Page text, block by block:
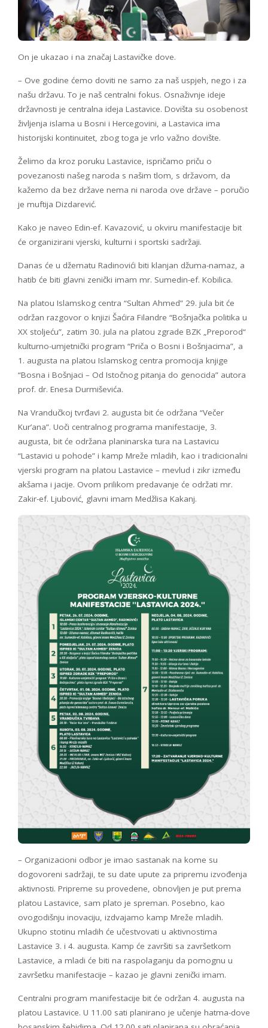
On je ukazao i na značaj Lastavičke dove.
– Ove godine ćemo doviti ne samo za naš uspjeh, nego i za
našu državu. To je naš centralni fokus. Osnaživnje ideje
državnosti je centralna ideja Lastavice. Dovišta su osobenost
življenja islama u Bosni i Hercegovini, a Lastavica ima
historijski kontinuitet, zbog toga je vrlo važno dovište.
Želimo da kroz poruku Lastavice, ispričamo priču o
povezanosti našeg naroda s našim tlom, s državom, da
kažemo da bez države nema ni naroda ove države – poručio
je muftija Dizdarević.
Kako je naveo Edin-ef. Kavazović, u okviru manifestacije bit
će organizirani vjerski, kulturni i sportski sadržaji.
Danas će u džematu Radinovići biti klanjan džuma-namaz, a
hatib će biti glavni zenički imam mr. Sumedin-ef. Kobilica.
Na platou Islamskog centra “Sultan Ahmed” 29. jula bit će
održan razgovor o knjizi Šaćira Filandre “Bošnjačka politika u
XX stoljeću”, zatim 30. jula na platou zgrade BZK „Preporod“
kulturno-umjetnički program “Priča o Bosni i Bošnjacima”, a
1. augusta na platou Islamskog centra promocija knjige
“Bosna i Bošnjaci – Od Istočnog pitanja do genocida” autora
prof. dr. Enesa Durmiševića.
Na Vrandučkoj tvrđavi 2. augusta bit će održana “Večer
Kur’ana”. Uoči centralnog programa manifestacije, 3.
augusta, bit će održana planinarska tura na Lastavicu
“Lastavici u pohode” i kamp Mreže mladih, kao i tradicionalni
vjerski program na platou Lastavice – mevlud i zikr između
akšama i jacije. Ovom prilikom predavanje će održati mr.
Zakir-ef. Ljubović, glavni imam Medžlisa Kakanj.
– Organizacioni odbor je imao sastanak na kome su
dogovoreni sadržaji, te su date upute za pripremu izvođenja
aktivnosti. Pripreme su provedene, obnovljen je put prema
platou Lastavice, sam plato je spreman. Posebno, kao
ovogodišnju inovaciju, izdvajamo kamp Mreže mladih.
Ukupno stotinu mladih će učestvovati u aktivnostima
Lastavice 3. i 4. augusta. Kamp će završiti sa završetkom
Lastavice, a mladi će biti na raspolaganju da pomognu u
završetku manifestacije – kazao je glavni zenički imam.
Centralni program manifestacije bit će održan 4. augusta na
platou Lastavice. U 11.00 sati planirano je učenje hatma-dove